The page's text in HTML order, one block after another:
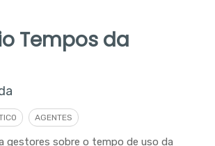
Tempos da
AGENTES
gestores sobre o tempo de uso da